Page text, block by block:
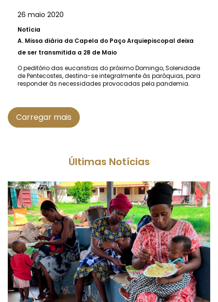
26 maio 2020
Notícia
A. Missa diária da Capela do Paço Arquiepiscopal deixa
de ser transmitida a 28 de Maio
O peditório das eucaristias do próximo Domingo, Solenidade
de Pentecostes, destina-se integralmente às paróquias, para
responder às necessidades provocadas pela pandemia.
Carregar mais
Últimas Notícias